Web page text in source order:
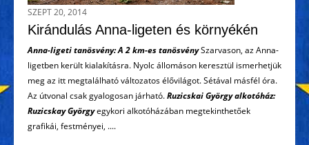
SZEPT 20, 2014
Kirándulás Anna-ligeten és környékén
Anna-ligeti tanösvény: A 2 km-es tanösvénySzarvason, az Anna-
ligetben került kialakításra. Nyolc állomáson keresztül ismerhetjük
meg az itt megtalálható változatos élővilágot. Sétával másfél óra.
Az útvonal csak gyalogosan járható.Ruzicskai György alkotóház:
Ruzicskay Györgyegykori alkotóházában megtekinthetőek
grafikái, festményei, ....